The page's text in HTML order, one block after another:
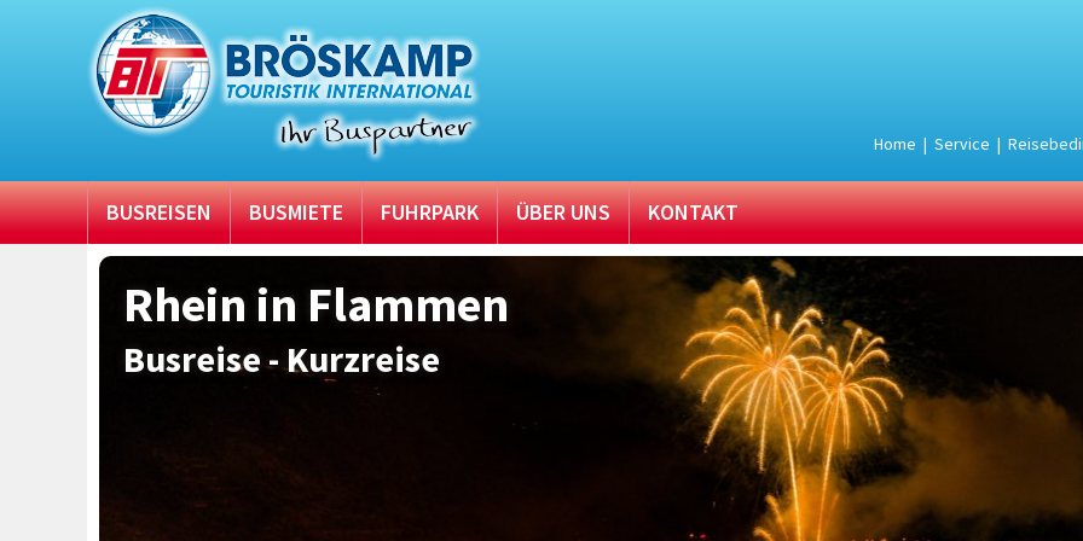
Home | Service |
BUSREISEN BUSMIETE FUHRPARK ÜBER UNS KONTAKT
Rhein in Flammen
Busreise - Kurzreise